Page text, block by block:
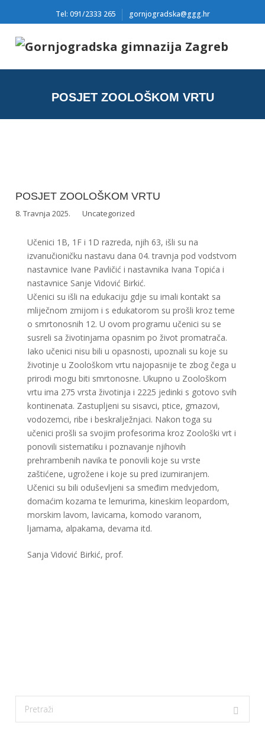
Tel: 091/2333 265 gornjogradska@ggg.hr
POSJET ZOOLOŠKOM VRTU
POSJET ZOOLOŠKOM VRTU
8. Travnja 2025. Uncategorized
Učenici 1B, 1F i 1D razreda, njih 63, išli su na
izvanučioničku nastavu dana 04. travnja pod vodstvom
nastavnice Ivane Pavličić i nastavnika Ivana Topića i
nastavnice Sanje Vidović Birkić.
Učenici su išli na edukaciju gdje su imali kontakt sa
mliječnom zmijom i s edukatorom su prošli kroz teme
o smrtonosnih 12. U ovom programu učenici su se
susreli sa životinjama opasnim po život promatrača.
Iako učenici nisu bili u opasnosti, upoznali su koje su
životinje u Zoološkom vrtu najopasnije te zbog čega u
prirodi mogu biti smrtonosne. Ukupno u Zoološkom
vrtu ima 275 vrsta životinja i 2225 jedinki s gotovo svih
kontinenata. Zastupljeni su sisavci, ptice, gmazovi,
vodozemci, ribe i beskralježnjaci. Nakon toga su
učenici prošli sa svojim profesorima kroz Zoološki vrt i
ponovili sistematiku i poznavanje njihovih
prehrambenih navika te ponovili koje su vrste
zaštićene, ugrožene i koje su pred izumiranjem.
Učenici su bili oduševljeni sa smeđim medvjedom,
domaćim kozama te lemurima, kineskim leopardom,
morskim lavom, lavicama, komodo varanom,
ljamama, alpakama, devama itd.
Sanja Vidović Birkić, prof.